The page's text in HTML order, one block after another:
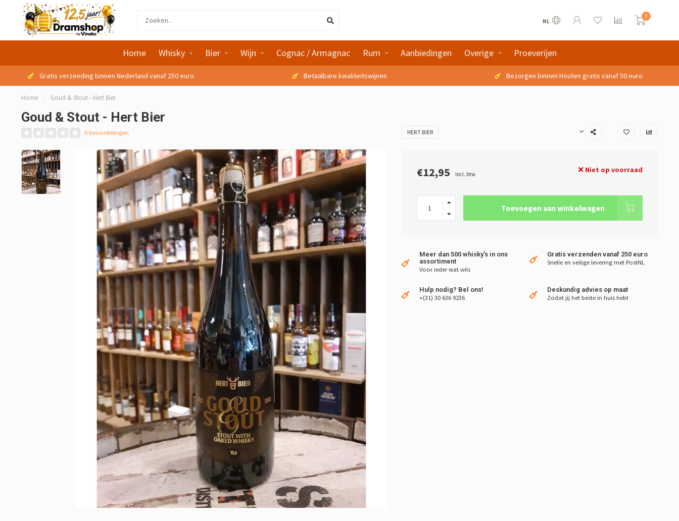
NL
0
Home Whisky Bier Wijn Cognac / Armagnac Rum Aanbiedingen Overige Proeverijen
Gratis verzending binnen Nederland vanaf 250 euro Betaalbare kwaliteitswijnen Bezorgen binnen Houten gratis vanaf 50 euro
Home / Goud & Stout - Hert Bier
Goud & Stout - Hert Bier
0 beoordelingen HERT BIER
€12,95 Incl. btw Niet op voorraad
Toevoegen aan winkelwagen
Meer dan 500 whisky's in ons
assortiment
Voor ieder wat wils
Gratis verzenden vanaf 250 euro
Snelle en veilige levering met PostNL
Hulp nodig? Bel ons!
+(31) 30 636 9236
Deskundig advies op maat
Zodat jij het beste in huis hebt